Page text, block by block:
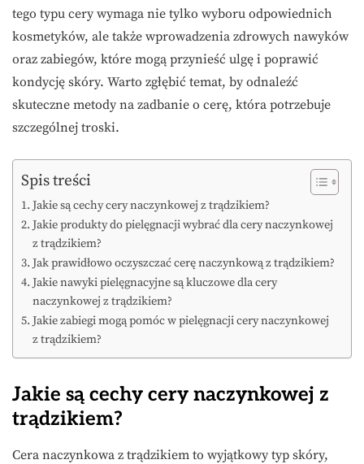
tego typu cery wymaga nie tylko wyboru odpowiednich
kosmetyków, ale także wprowadzenia zdrowych nawyków
oraz zabiegów, które mogą przynieść ulgę i poprawić
kondycję skóry. Warto zgłębić temat, by odnaleźć
skuteczne metody na zadbanie o cerę, która potrzebuje
szczególnej troski.
Spis treści
Jakie są cechy cery naczynkowej z trądzikiem?
Jakie produkty do pielęgnacji wybrać dla cery naczynkowej
z trądzikiem?
Jak prawidłowo oczyszczać cerę naczynkową z trądzikiem?
Jakie nawyki pielęgnacyjne są kluczowe dla cery
naczynkowej z trądzikiem?
Jakie zabiegi mogą pomóc w pielęgnacji cery naczynkowej
z trądzikiem?
Jakie są cechy cery naczynkowej z
trądzikiem?
Cera naczynkowa z trądzikiem to wyjątkowy typ skóry,